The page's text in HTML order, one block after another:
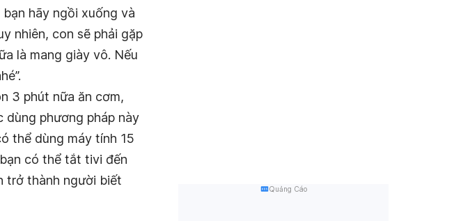
bạn hãy ngồi xuống và
nhiên, con sẽ phải gặp
là mang giày vô. Nếu
3 phút nữa ăn cơm,
dùng phương pháp này
thể dùng máy tính 15
có thể tắt tivi đến
trở thành người biết
Quảng Cáo